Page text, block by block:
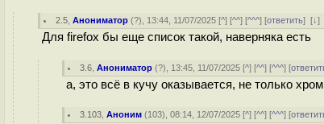
2.5 ,Анониматор (?), 13:44, 11/07/2025 [^] [^^] [^^^] [ответить][↓
Для firefox бы еще список такой, наверняка есть
3.6 ,Анониматор (?), 13:45, 11/07/2025 [^] [^^] [^^^] [
а, это всё в кучу оказывается, не только
3.103 ,Аноним (103), 08:14, 12/07/2025 [^] [^^] [^^^] [